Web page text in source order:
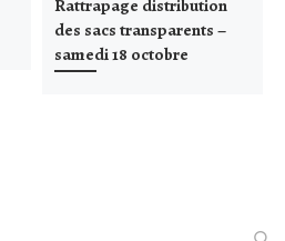
des sacs transparents –
samedi 18 octobre